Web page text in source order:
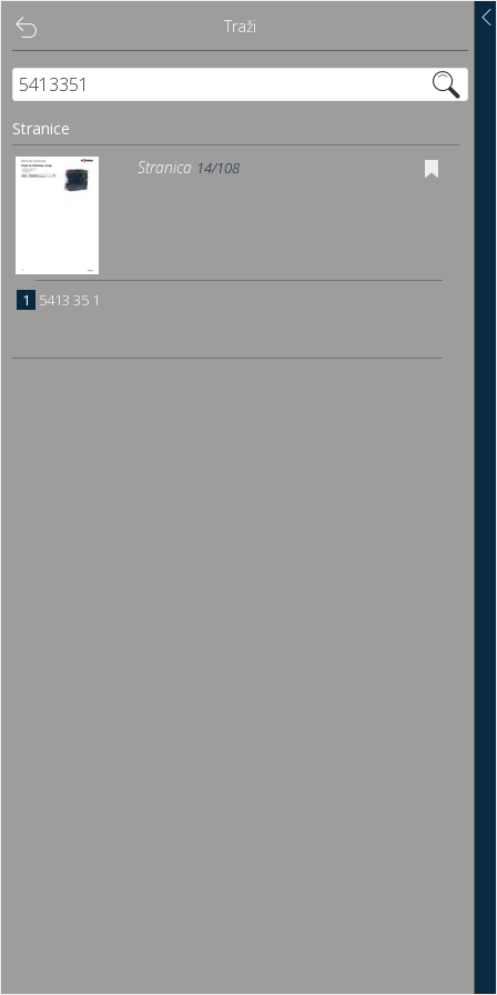
Traži
Sadržaj
Pregled
Preuzmi
Traži
Stranice
Stranica 14/108
1 5413 35 1